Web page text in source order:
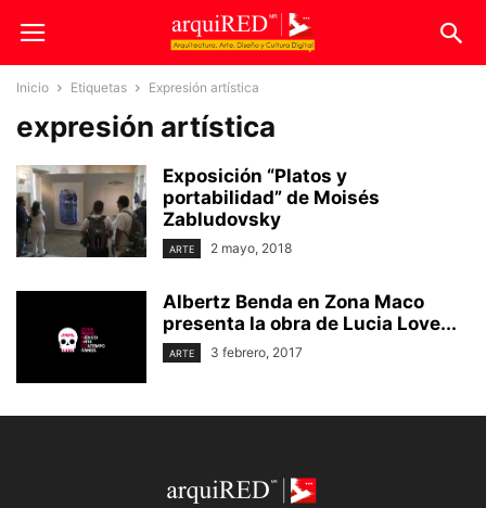
Inicio Etiquetas Expresión artística
expresión artística
Exposición “Platos y
portabilidad” de Moisés
Zabludovsky
ARTE 2 mayo, 2018
Albertz Benda en Zona Maco
presenta la obra de Lucia Love...
ARTE 3 febrero, 2017